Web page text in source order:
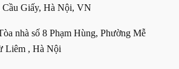
Cầu Giấy, Hà Nội, VN
nhà số 8 Phạm Hùng, Phường Mễ
Liêm , Hà Nội